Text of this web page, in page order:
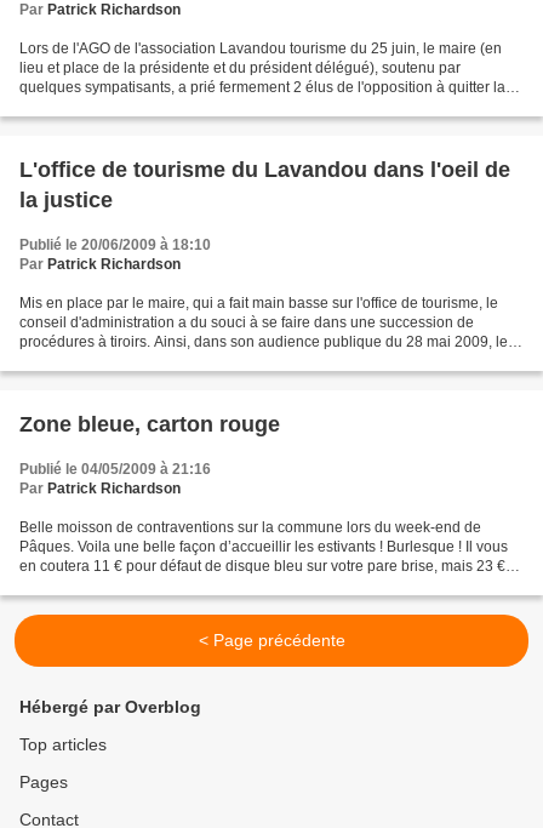
Par Patrick Richardson
Lors de l'AGO de l'association Lavandou tourisme du 25 juin, le maire (en
lieu et place de la présidente et du président délégué), soutenu par
quelques sympatisants, a prié fermement 2 élus de l'opposition à quitter la
L'office de tourisme du Lavandou dans l'oeil de
la justice
Publié le 20/06/2009 à 18:10
Par Patrick Richardson
Mis en place par le maire, qui a fait main basse sur l'office de tourisme, le
conseil d'administration a du souci à se faire dans une succession de
procédures à tiroirs. Ainsi, dans son audience publique du 28 mai 2009, le
Zone bleue, carton rouge
Publié le 04/05/2009 à 21:16
Par Patrick Richardson
Belle moisson de contraventions sur la commune lors du week-end de
Pâques. Voila une belle façon d’accueillir les estivants ! Burlesque ! Il vous
en coutera 11 € pour défaut de disque bleu sur votre pare brise, mais 23 €
< Page précédente
Hébergé par Overblog
Top articles
Pages
Contact